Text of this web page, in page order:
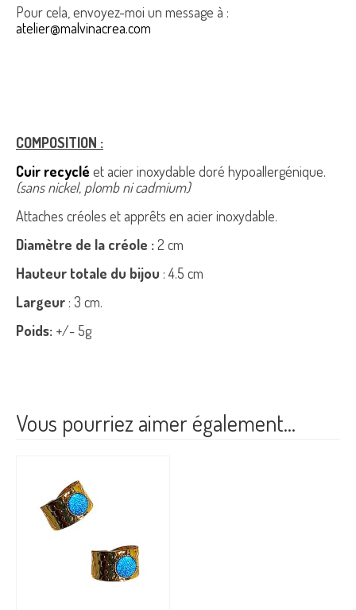
Pour cela, envoyez-moi un message à :
atelier@malvinacrea.com
COMPOSITION :
Cuir recyclé et acier inoxydable doré hypoallergénique.
(sans nickel, plomb ni cadmium)
Attaches créoles et apprêts en acier inoxydable.
Diamètre de la créole :2 cm
Hauteur totale du bijou : 4.5 cm
Largeur : 3 cm.
Poids: +/- 5g
Vous pourriez aimer également…